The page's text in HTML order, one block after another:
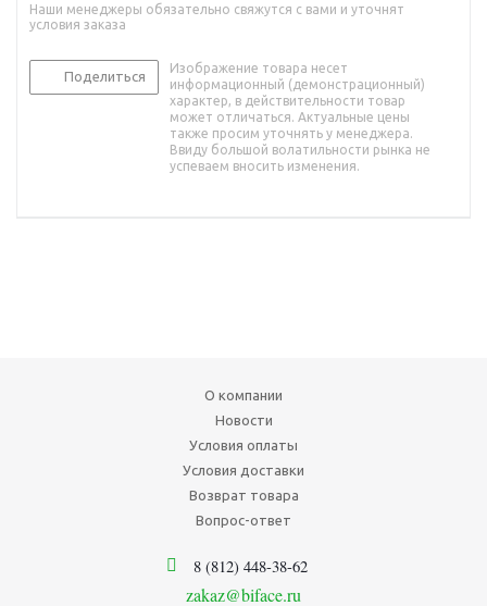
Наши менеджеры обязательно свяжутся с вами и уточнят
условия заказа
Поделиться
Изображение товара несет
информационный (демонстрационный)
характер, в действительности товар
может отличаться. Актуальные цены
также просим уточнять у менеджера.
Ввиду большой волатильности рынка не
успеваем вносить изменения.
О компании
Новости
Условия оплаты
Условия доставки
Возврат товара
Вопрос-ответ
8 (812) 448-38-62
zakaz@biface.ru